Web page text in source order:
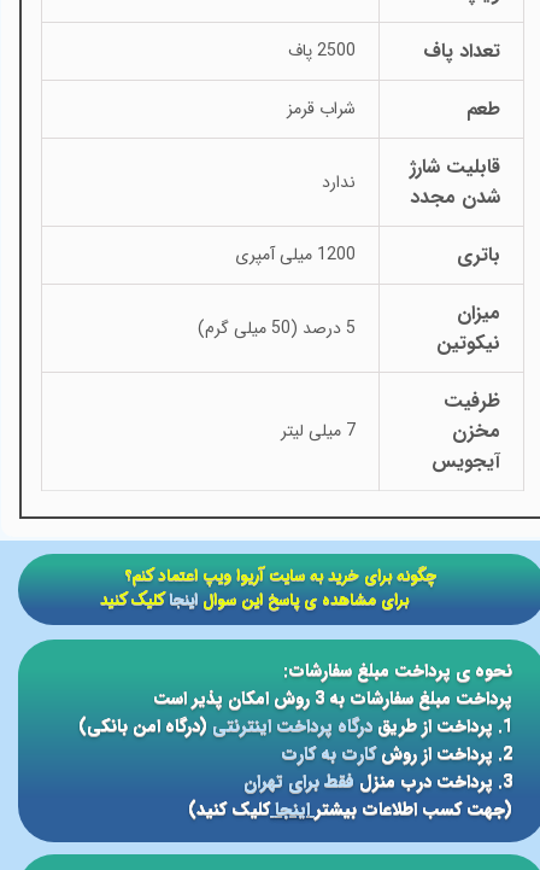
تعداد پاف
2500 پاف
طعم شراب قرمز
قابلیت شارژ
شدن مجدد
ندارد
باتری 1200 میلی آمپری
میزان
نیکوتین
5 درصد (50 میلی گرم)
ظرفیت
مخزن
آیجویس
7 میلی لیتر
نحوه ی پرداخت مبلغ سفارشات:
پرداخت مبلغ سفارشات به 3 روش امکان پذیر است
1. پرداخت از طریق
درگاه پرداخت اینترنتی(درگاه امن بانکی)
2. پرداخت از روش
کارت به کارت
3. پرداخت درب منزل
فقط برای تهران
(جهت کسب اطلاعات بیشتر اینجاکلیک کنید)
​​چگونه برای خرید به سایت آریوا ویپ اعتماد کنم؟
برای مشاهده ی پاسخ این سوالاینجاکلیک کنید